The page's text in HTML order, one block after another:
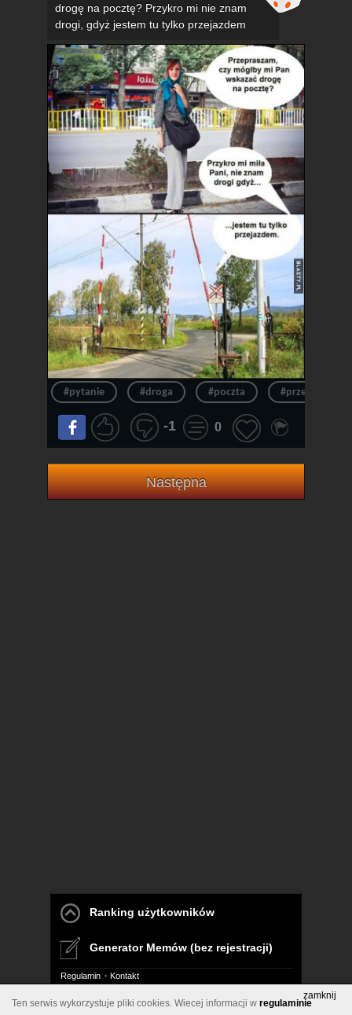
drogę na pocztę? Przykro mi nie znam
drogi, gdyż jestem tu tylko przejazdem
#pytanie #droga #poczta #przepraszam
-1 0
Następna
Ranking użytkowników
Generator Memów (bez rejestracji)
Regulamin Kontakt
Pelna wersja
zamknij
Ten serwis wykorzystuje pliki cookies. Wiecej informacji w regulaminie